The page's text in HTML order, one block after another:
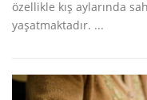
özellikle kış aylarında
yaşatmaktadır. ...